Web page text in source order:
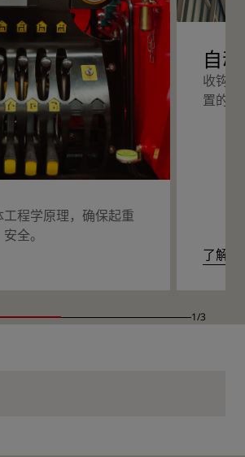
程学原理，确保起重
全。
自
收钩
置的
了解
1/3